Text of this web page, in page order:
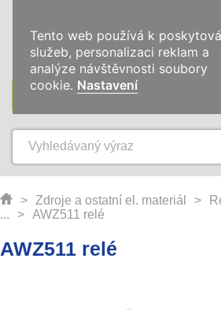
KATEGORIE
> Zdroje a ostatní el. materiál >
...
> AWZ511 relé
AWZ511 relé
Tento web používá k
služeb, personalizaci reklam a
analýze návštěvnosti soubory
cookie. Nastavení